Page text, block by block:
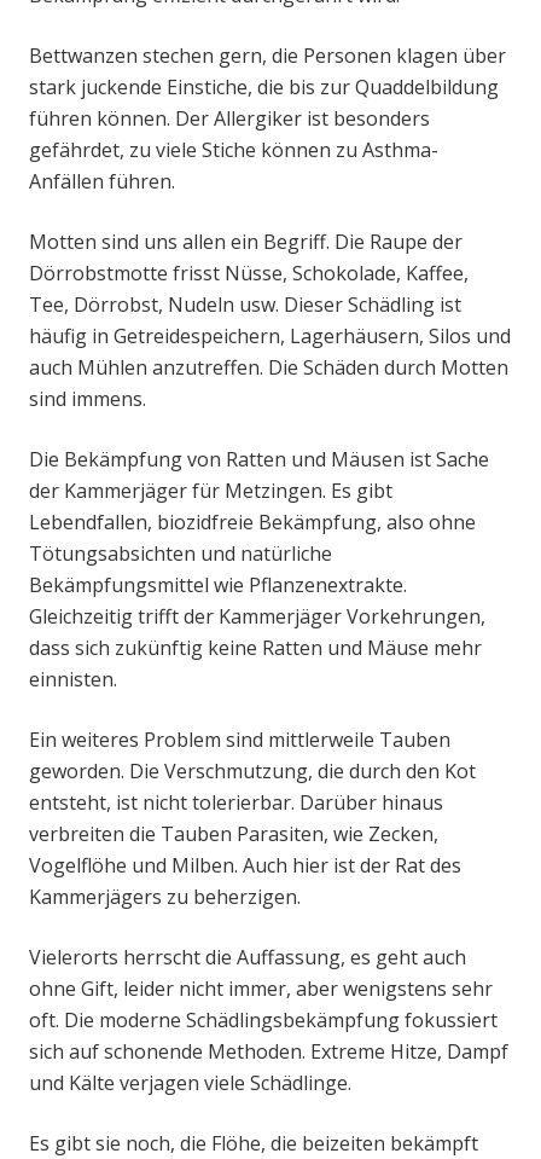
Bettwanzen stechen gern, die Personen klagen über
stark juckende Einstiche, die bis zur Quaddelbildung
führen können. Der Allergiker ist besonders
gefährdet, zu viele Stiche können zu Asthma-
Anfällen führen.
Motten sind uns allen ein Begriff. Die Raupe der
Dörrobstmotte frisst Nüsse, Schokolade, Kaffee,
Tee, Dörrobst, Nudeln usw. Dieser Schädling ist
häufig in Getreidespeichern, Lagerhäusern, Silos und
auch Mühlen anzutreffen. Die Schäden durch Motten
sind immens.
Die Bekämpfung von Ratten und Mäusen ist Sache
der Kammerjäger für Metzingen. Es gibt
Lebendfallen, biozidfreie Bekämpfung, also ohne
Tötungsabsichten und natürliche
Bekämpfungsmittel wie Pflanzenextrakte.
Gleichzeitig trifft der Kammerjäger Vorkehrungen,
dass sich zukünftig keine Ratten und Mäuse mehr
einnisten.
Ein weiteres Problem sind mittlerweile Tauben
geworden. Die Verschmutzung, die durch den Kot
entsteht, ist nicht tolerierbar. Darüber hinaus
verbreiten die Tauben Parasiten, wie Zecken,
Vogelflöhe und Milben. Auch hier ist der Rat des
Kammerjägers zu beherzigen.
Vielerorts herrscht die Auffassung, es geht auch
ohne Gift, leider nicht immer, aber wenigstens sehr
oft. Die moderne Schädlingsbekämpfung fokussiert
sich auf schonende Methoden. Extreme Hitze, Dampf
und Kälte verjagen viele Schädlinge.
Es gibt sie noch, die Flöhe, die beizeiten bekämpft